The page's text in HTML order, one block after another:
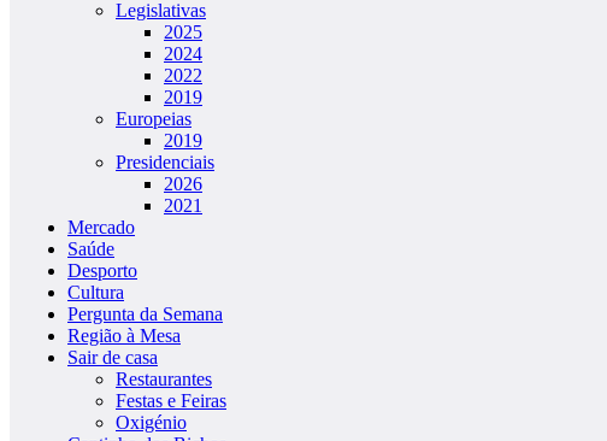
Legislativas
2025
2024
2022
2019
Europeias
2019
Presidenciais
2026
2021
Mercado
Saúde
Desporto
Cultura
Pergunta da Semana
Região à Mesa
Sair de casa
Restaurantes
Festas e Feiras
Oxigénio